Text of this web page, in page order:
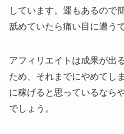
しています。運もあるので
舐めていたら痛い目に遭う
アフィリエイトは成果が出
ため、それまでにやめてし
に稼げると思っているなら
でしょう。